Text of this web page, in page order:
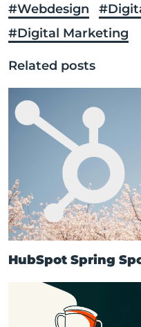
#Webdesign
#Digital Marketing
Related posts
HubSpot Spring